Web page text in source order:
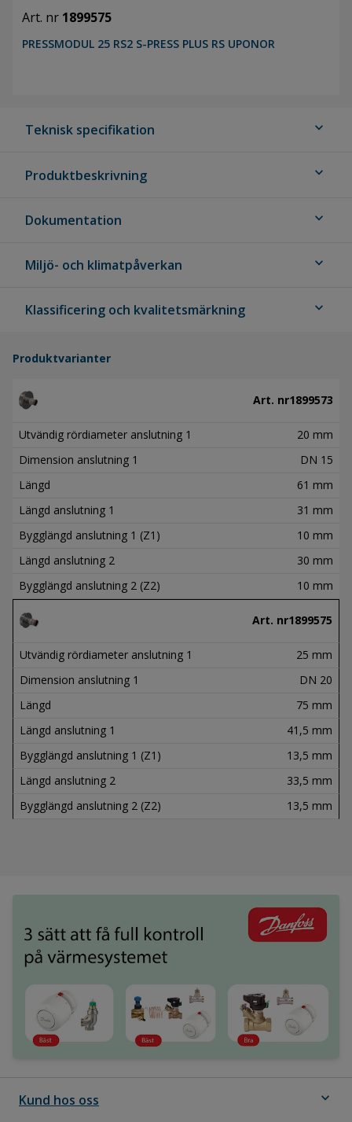
Art. nr 1899575
PRESSMODUL 25 RS2 S-PRESS PLUS RS UPONOR
Teknisk specifikation expand_more
Produktbeskrivning expand_more
Dokumentation expand_more
Miljö- och klimatpåverkan expand_more
Klassificering och kvalitetsmärkning expand_more
Produktvarianter
Art. nr1899573
Utvändig rördiameter anslutning 1
20 mm
Dimension anslutning 1
DN 15
Längd
61 mm
Längd anslutning 1
31 mm
Bygglängd anslutning 1 (Z1)
10 mm
Längd anslutning 2
30 mm
Bygglängd anslutning 2 (Z2)
10 mm
Art. nr1899575
Utvändig rördiameter anslutning 1
25 mm
Dimension anslutning 1
DN 20
Längd
75 mm
Längd anslutning 1
41,5 mm
Bygglängd anslutning 1 (Z1)
13,5 mm
Längd anslutning 2
33,5 mm
Bygglängd anslutning 2 (Z2)
13,5 mm
Kund hos oss expand_more